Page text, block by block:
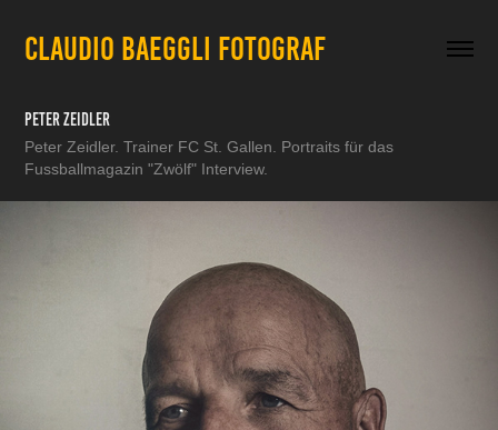
CLAUDIO BAEGGLI FOTOGRAF
Peter Zeidler
Peter Zeidler. Trainer FC St. Gallen. Portraits für das
Fussballmagazin "Zwölf" Interview.